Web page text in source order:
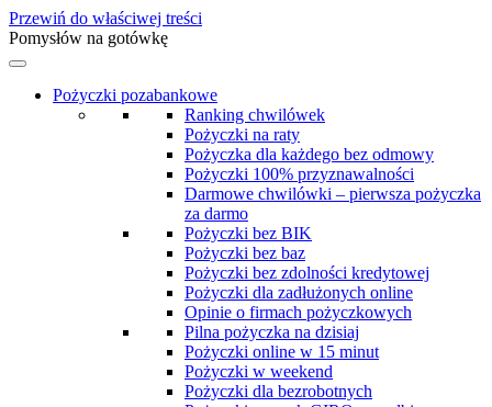
Przewiń do właściwej treści
Pomysłów na gotówkę
Pożyczki pozabankowe
Ranking chwilówek
Pożyczki na raty
Pożyczka dla każdego bez odmowy
Pożyczki 100% przyznawalności
Darmowe chwilówki – pierwsza pożyczka
za darmo
Pożyczki bez BIK
Pożyczki bez baz
Pożyczki bez zdolności kredytowej
Pożyczki dla zadłużonych online
Opinie o firmach pożyczkowych
Pilna pożyczka na dzisiaj
Pożyczki online w 15 minut
Pożyczki w weekend
Pożyczki dla bezrobotnych